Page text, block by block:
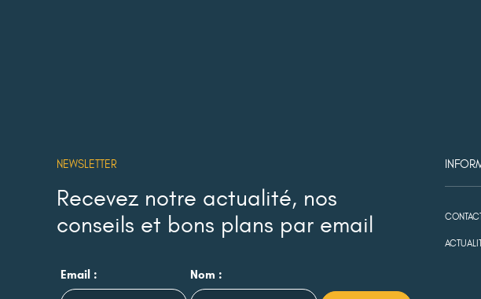
NEWSLETTER
Recevez notre actualité, nos
conseils et bons plans par email
Email : Nom :